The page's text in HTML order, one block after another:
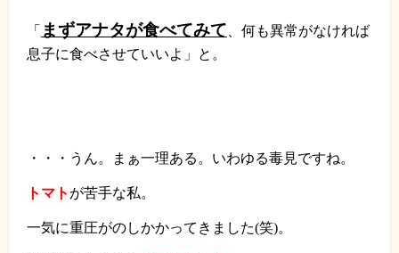
「 まずアナタが食べてみて 、何も異常がなければ
息子に食べさせていいよ」と。
・・・うん。まぁ一理ある。いわゆる毒見ですね。
トマト が苦手な私。
一気に重圧がのしかかってきました(笑)。